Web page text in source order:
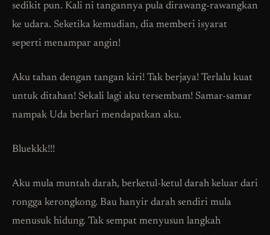
sedikit pun. Kali ni tangannya pula dirawang-rawangkan
ke udara. Seketika kemudian, dia memberi isyarat
seperti menampar angin!
Aku tahan dengan tangan kiri! Tak berjaya! Terlalu kuat
untuk ditahan! Sekali lagi aku tersembam! Samar-samar
nampak Uda berlari mendapatkan aku.
Bluekkk!!!
Aku mula muntah darah, berketul-ketul darah keluar dari
rongga kerongkong. Bau hanyir darah sendiri mula
menusuk hidung. Tak sempat menyusun langkah